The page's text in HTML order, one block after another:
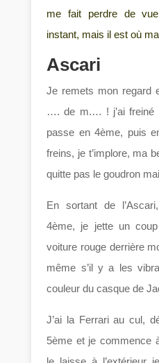
me fait perdre de
instant, mais il est où
Ascari
Je remets mon
…. de m.… ! j’ai freiné
passe en 4ème, puis
freins, je t’implore, ma
quitte pas le goudron
En sortant de
4ème, je jette un
voiture rouge derrière
même s’il y a les
couleur du casque de
J’ai la Ferrari au cul,
5ème et je commence